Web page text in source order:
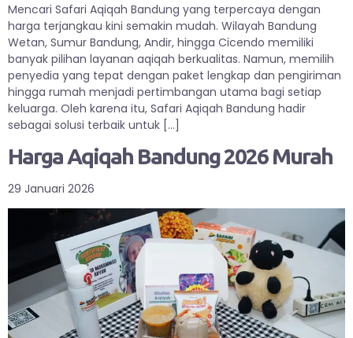
Mencari Safari Aqiqah Bandung yang terpercaya dengan
harga terjangkau kini semakin mudah. Wilayah Bandung
Wetan, Sumur Bandung, Andir, hingga Cicendo memiliki
banyak pilihan layanan aqiqah berkualitas. Namun, memilih
penyedia yang tepat dengan paket lengkap dan pengiriman
hingga rumah menjadi pertimbangan utama bagi setiap
keluarga. Oleh karena itu, Safari Aqiqah Bandung hadir
sebagai solusi terbaik untuk […]
Harga Aqiqah Bandung 2026 Murah
29 Januari 2026